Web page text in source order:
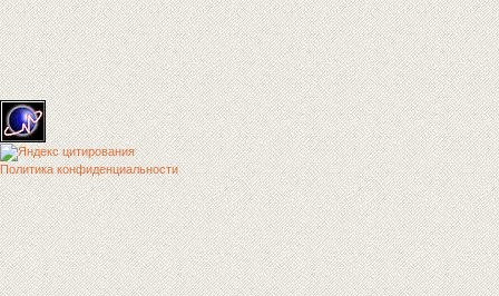
Политика конфиденциальности